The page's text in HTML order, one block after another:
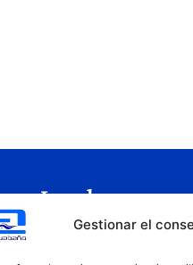
Gestionar el
Legal
Política de privacidad